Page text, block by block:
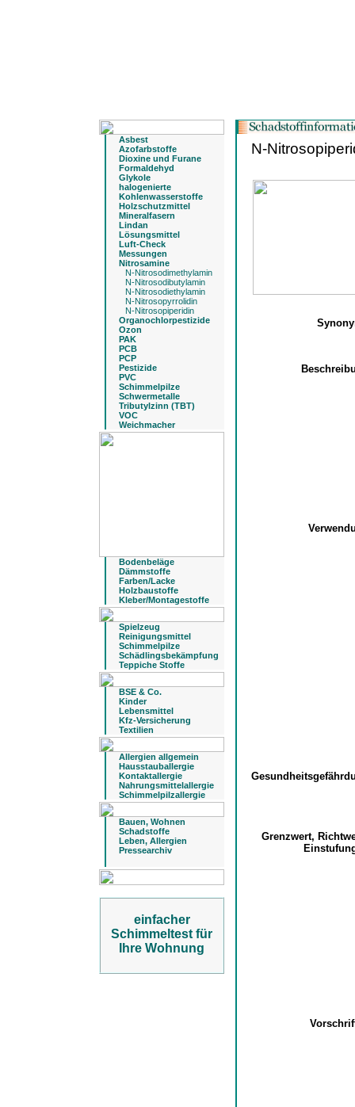
Asbest
Azofarbstoffe
Dioxine und Furane
Formaldehyd
Glykole
halogenierte
Kohlenwasserstoffe
Holzschutzmittel
Mineralfasern
Lindan
Lösungsmittel
Luft-Check
Messungen
Nitrosamine
N-Nitrosodimethylamin
N-Nitrosodibutylamin
N-Nitrosodiethylamin
N-Nitrosopyrrolidin
N-Nitrosopiperidin
Organochlorpestizide
Ozon
PAK
PCB
PCP
Pestizide
PVC
Schimmelpilze
Schwermetalle
Tributylzinn (TBT)
VOC
Weichmacher
Bodenbeläge
Dämmstoffe
Farben/Lacke
Holzbaustoffe
Kleber/Montagestoffe
Spielzeug
Reinigungsmittel
Schimmelpilze
Schädlingsbekämpfung
Teppiche Stoffe
BSE & Co.
Kinder
Lebensmittel
Kfz-Versicherung
Textilien
Allergien allgemein
Hausstauballergie
Kontaktallergie
Nahrungsmittelallergie
Schimmelpilzallergie
Bauen, Wohnen
Schadstoffe
Leben, Allergien
Pressearchiv
einfacher
Schimmeltest für
Ihre Wohnung
N-
Grenzwert,